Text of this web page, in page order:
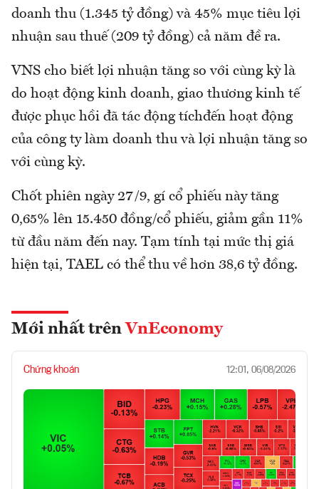
doanh thu (1.345 tỷ đồng) và 45% mục tiêu lợi
nhuận sau thuế (209 tỷ đồng) cả năm đề ra.
VNS cho biết lợi nhuận tăng so với cùng kỳ là
do hoạt động kinh doanh, giao thương kinh tế
được phục hồi đã tác động tíchđến hoạt động
của công ty làm doanh thu và lợi nhuận tăng so
với cùng kỳ.
Chốt phiên ngày 27/9, gí cổ phiếu này tăng
0,65% lên 15.450 đồng/cổ phiếu, giảm gần 11%
từ đầu năm đến nay. Tạm tính tại mức thị giá
hiện tại, TAEL có thể thu về hơn 38,6 tỷ đồng.
Mới nhất trên VnEconomy
Chứng khoán 12:01, 06/08/2026